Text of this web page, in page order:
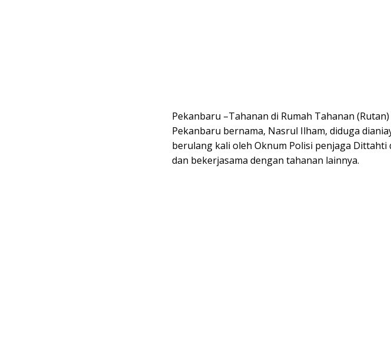
Pekanbaru –Tahanan di Rumah Tahanan
Pekanbaru bernama, Nasrul Ilham, diduga
berulang kali oleh Oknum Polisi penjaga Dittahti
dan bekerjasama dengan tahanan lainnya.